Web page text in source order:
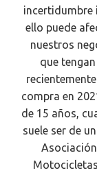
incertidumbre
ello puede
nuestros
que
compra en
de 15 años,
suele ser de